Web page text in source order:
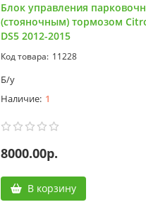
Блок управления
(стояночным) тормозом
DS5 2012-2015
11228
Б/у
1
8000.00р.
В корзину